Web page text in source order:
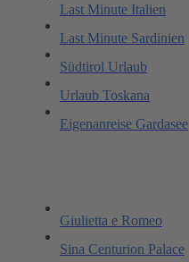
Last Minute Italien
Last Minute Sardinien
Südtirol Urlaub
Urlaub Toskana
Eigenanreise Gardasee
Giulietta e Romeo
Sina Centurion Palace